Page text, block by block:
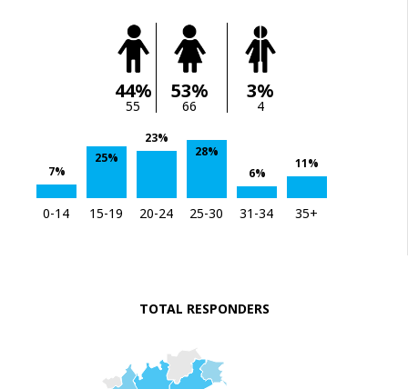
44%
55
53%
66
3%
4
7%
25%
23%
28%
6%
11%
0-14 15-19 20-24 25-30 31-34 35+
TOTAL RESPONDERS